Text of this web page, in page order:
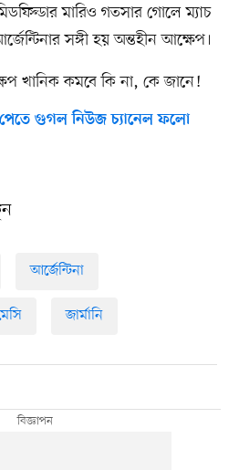
মিডফিল্ডার মারিও গতসার গোলে ম্যাচ
সঙ্গী হয় অন্তহীন আক্ষেপ।
খানিক কমবে কি না, কে জানে!
গুগল নিউজ চ্যানেল ফলো
আর্জেন্টিনা
জার্মানি